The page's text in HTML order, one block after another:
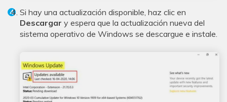
Si hay una actualización disponible, haz clic en
Descargar y espera que la actualización nueva del
sistema operativo de Windows se descargue e instale.